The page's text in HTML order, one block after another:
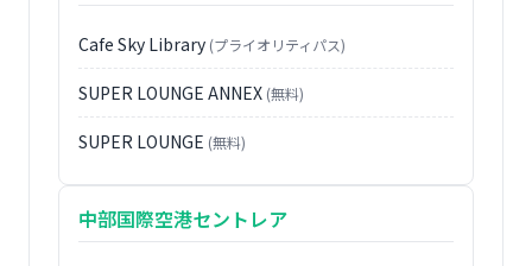
Cafe Sky Library (プライオリティパス)
SUPER LOUNGE ANNEX (無料)
SUPER LOUNGE (無料)
中部国際空港セントレア